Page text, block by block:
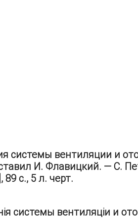
системы вентиляции и
И. Флавицкий. — С.
с., 5 л. черт.
системы вентиляціи и